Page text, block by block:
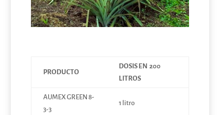
PRODUCTO
DOSIS EN 200
LITROS
AUMEX GREEN 8-
3-3
1 litro